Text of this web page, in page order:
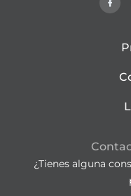
¿Tienes alguna